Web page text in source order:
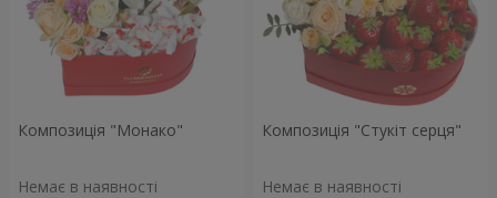
Композиція "Монако"
Немає в наявності
Композиція "Стукіт серця"
Немає в наявності